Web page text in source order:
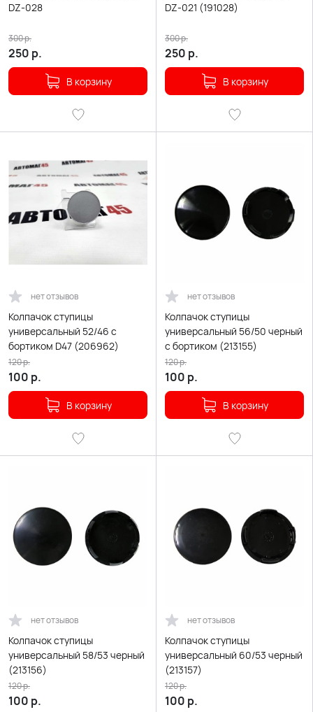
DZ-028
250 р.
300р.
В корзину
DZ-021 (191028)
250 р.
300р.
В корзину
нет отзывов
Колпачок ступицы
универсальный 52/46 с
бортиком D47 (206962)
100 р.
120р.
В корзину
нет отзывов
Колпачок ступицы
универсальный 56/50 черный
с бортиком (213155)
100 р.
120р.
В корзину
нет отзывов
Колпачок ступицы
универсальный 58/53 черный
(213156)
100 р.
120р.
нет отзывов
Колпачок ступицы
универсальный 60/53 черный
(213157)
100 р.
120р.